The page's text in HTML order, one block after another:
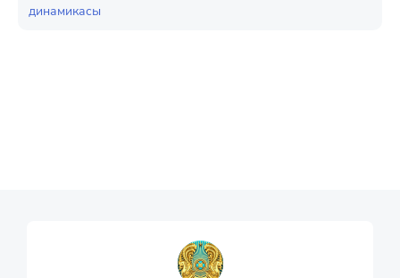
динамикасы